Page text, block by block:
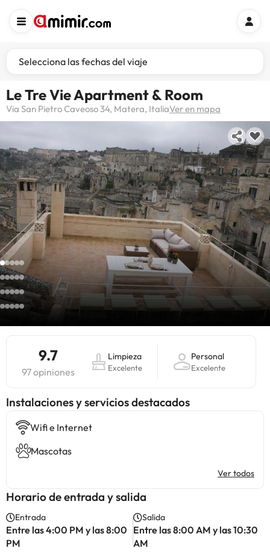
Selecciona las fechas del viaje
Le Tre Vie Apartment & Room
Via San Pietro Caveoso 34, Matera, ItaliaVer en mapa
9.7
97 opiniones
Limpieza
Excelente
Personal
Excelente
Instalaciones y servicios destacados
Wifi e Internet
Mascotas
Ver todos
Horario de entrada y salida
Entrada
Entre las 4:00 PM y las 8:00
PM
Salida
Entre las 8:00 AM y las 10:30
AM